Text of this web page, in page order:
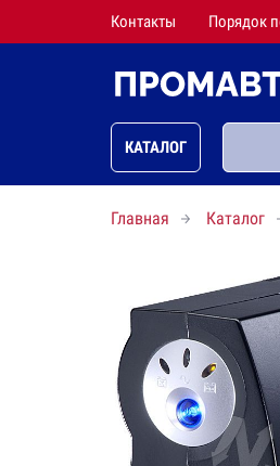
Контакты Порядок
КАТАЛОГ
Главная Каталог